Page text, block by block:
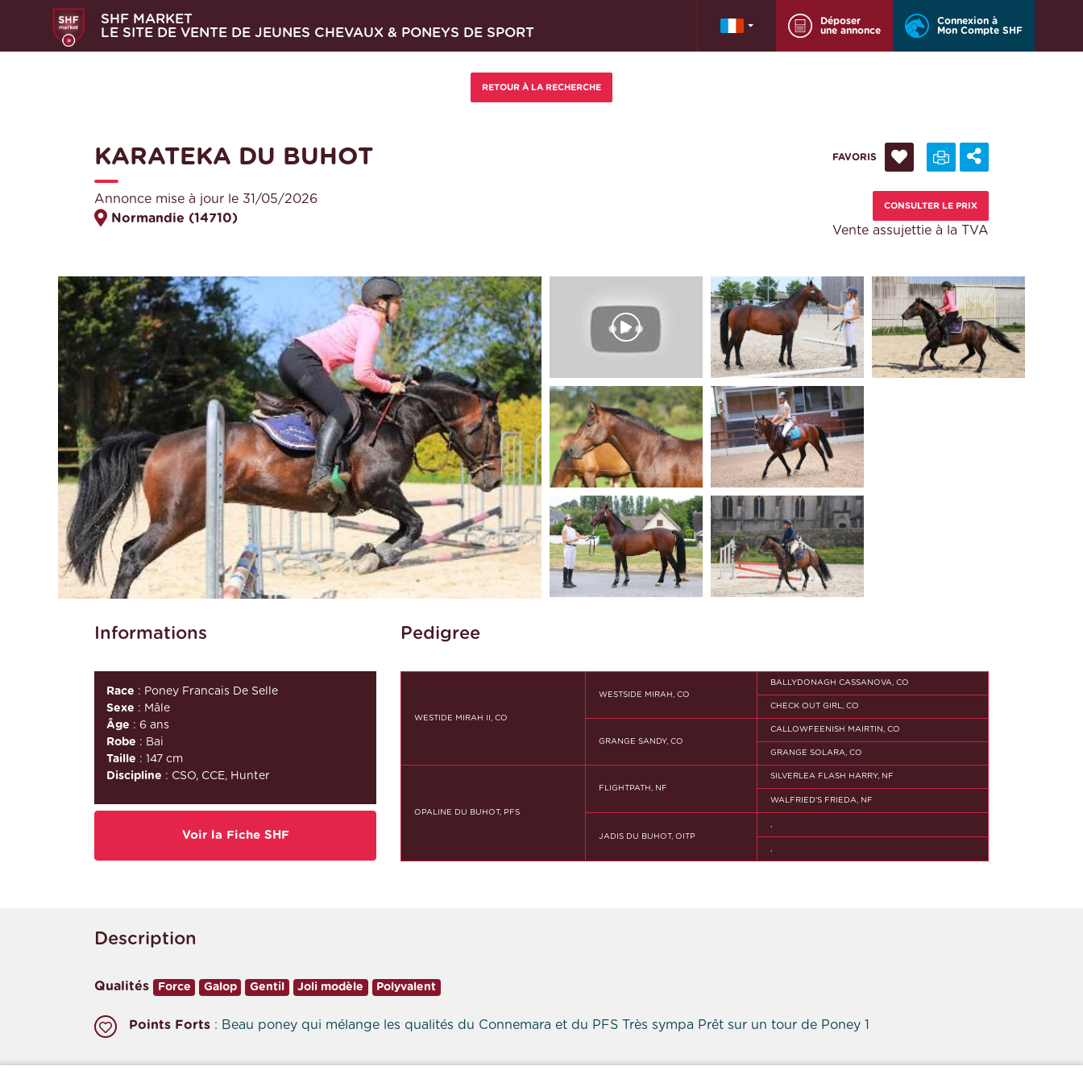
SHF MARKET
LE SITE DE VENTE DE JEUNES CHEVAUX & PONEYS DE SPORT
Déposer
une annonce
Connexion à
Mon Compte SHF
KARATEKA DU BUHOT
CONSULTER LE PRIX
Vente assujettie à la TVA
FAVORIS
Annonce mise à jour le 31/05/2026
Normandie (14710)
Informations Pedigree
Race : Poney Francais De Selle
Sexe : Mâle
Âge : 6 ans
Robe : Bai
Taille : 147 cm
Discipline : CSO, CCE, Hunter
Voir la Fiche SHF
WESTIDE MIRAH II, CO
WESTSIDE MIRAH, CO
BALLYDONAGH CASSANOVA, CO
CHECK OUT GIRL, CO
GRANGE SANDY, CO
CALLOWFEENISH MAIRTIN, CO
GRANGE SOLARA, CO
OPALINE DU BUHOT, PFS
FLIGHTPATH, NF
SILVERLEA FLASH HARRY, NF
WALFRIED'S FRIEDA, NF
JADIS DU BUHOT, OITP
,
,
Description
Qualités Force Galop Gentil Joli modèle Polyvalent
Points Forts : Beau poney qui mélange les qualités du Connemara et du PFS Très sympa Prêt sur un tour de Poney 1